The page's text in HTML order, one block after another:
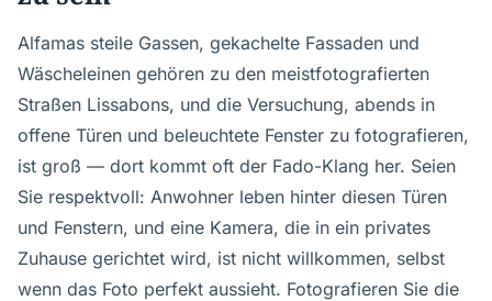
Alfamas steile Gassen, gekachelte Fassaden und
Wäscheleinen gehören zu den meistfotografierten
Straßen Lissabons, und die Versuchung, abends in
offene Türen und beleuchtete Fenster zu fotografieren,
ist groß — dort kommt oft der Fado-Klang her. Seien
Sie respektvoll: Anwohner leben hinter diesen Türen
und Fenstern, und eine Kamera, die in ein privates
Zuhause gerichtet wird, ist nicht willkommen, selbst
wenn das Foto perfekt aussieht. Fotografieren Sie die